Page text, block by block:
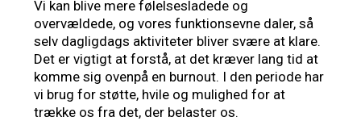
Vi kan blive mere følelsesladede og
overvældede, og vores funktionsevne daler, så
selv dagligdags aktiviteter bliver svære at klare.
Det er vigtigt at forstå, at det kræver lang tid at
komme sig ovenpå en burnout. I den periode har
vi brug for støtte, hvile og mulighed for at
trække os fra det, der belaster os.